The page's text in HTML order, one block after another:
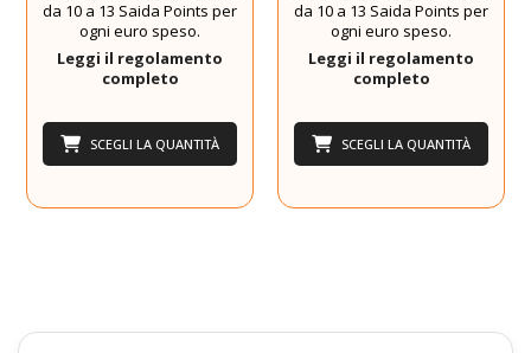
da 10 a 13 Saida Points per
ogni euro speso.
Leggi il regolamento
completo
SCEGLI LA QUANTITÀ
da 10 a 13 Saida Points per
ogni euro speso.
Leggi il regolamento
completo
SCEGLI LA QUANTITÀ